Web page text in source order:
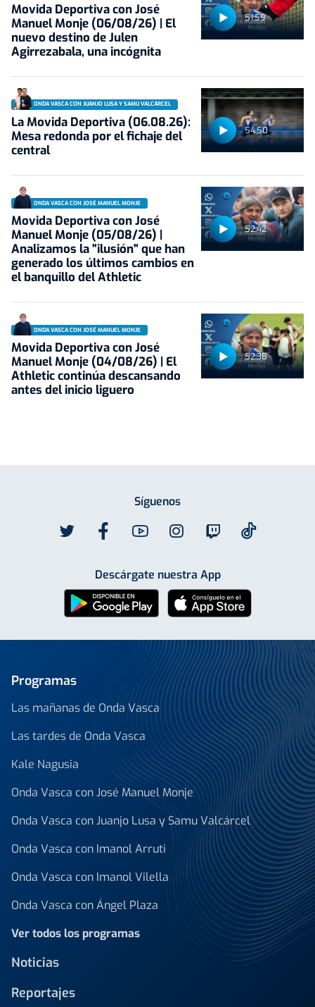
51:59
Movida Deportiva con José
Manuel Monje (06/08/26) | El
nuevo destino de Julen
Agirrezabala, una incógnita
54:50
ONDA VASCA CON JUANJO LUSA Y SAMU VALCÁRCEL
La Movida Deportiva (06.08.26):
Mesa redonda por el fichaje del
central
52:42
ONDA VASCA CON JOSÉ MANUEL MONJE
Movida Deportiva con José
Manuel Monje (05/08/26) |
Analizamos la "ilusión" que han
generado los últimos cambios en
el banquillo del Athletic
52:38
ONDA VASCA CON JOSÉ MANUEL MONJE
Movida Deportiva con José
Manuel Monje (04/08/26) | El
Athletic continúa descansando
antes del inicio liguero
Síguenos
Descárgate nuestra App
Programas
Las mañanas de Onda Vasca
Las tardes de Onda Vasca
Kale Nagusia
Onda Vasca con José Manuel Monje
Onda Vasca con Juanjo Lusa y Samu Valcárcel
Onda Vasca con Imanol Arruti
Onda Vasca con Imanol Vilella
Onda Vasca con Ángel Plaza
Ver todos los programas
Noticias
Reportajes